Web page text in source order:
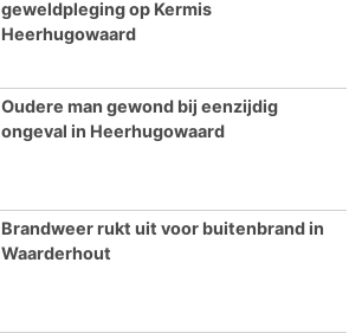
geweldpleging op Kermis
Heerhugowaard
Oudere man gewond bij eenzijdig
ongeval in Heerhugowaard
Brandweer rukt uit voor buitenbrand in
Waarderhout